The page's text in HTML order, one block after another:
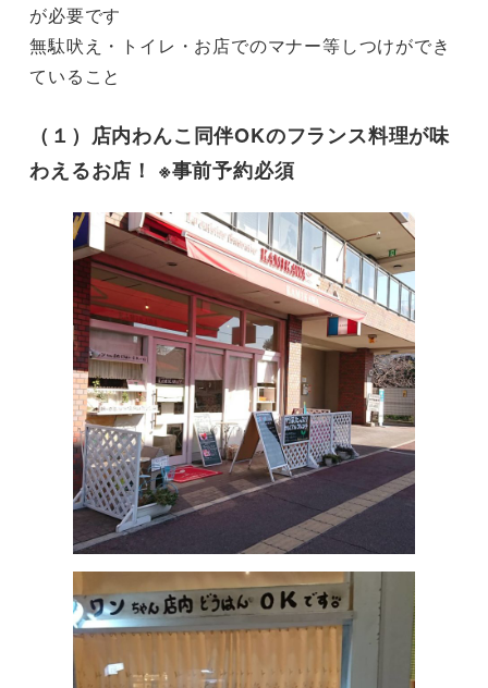
が必要です
無駄吠え・トイレ・お店でのマナー等しつけができ
ていること
（１）店内わんこ同伴OKのフランス料理が味
わえるお店！ ※事前予約必須